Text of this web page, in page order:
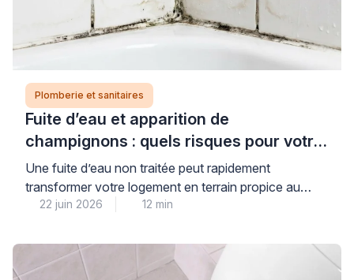
Plomberie et sanitaires
Fuite d’eau et apparition de
champignons : quels risques pour votre
logement et votre santé ?
Une fuite d’eau non traitée peut rapidement
transformer votre logement en terrain propice au
développement de champignons et moisissures,
solidité de votre habitat. Cette situation, plus
fréquente qu’on ne le pense dans les pièces humides,
22 juin 2026 12 min